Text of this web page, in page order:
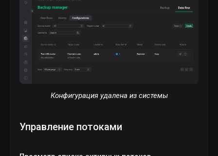
Конфигурация удалена из системы
Управление потоками